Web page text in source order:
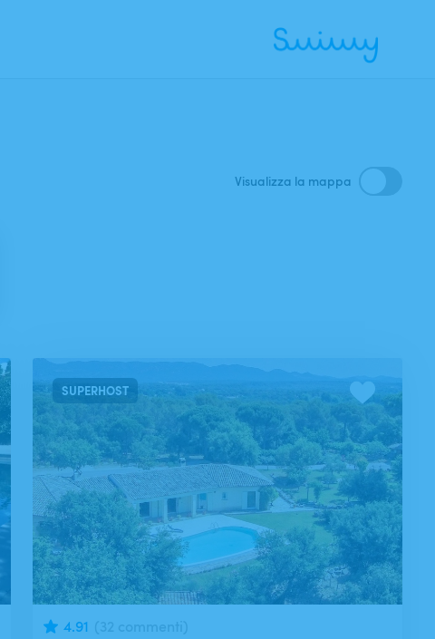
Visualizza la mappa
4.91
SUPERHOST